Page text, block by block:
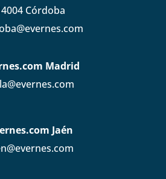
Córdoba
Madrid
Jaén